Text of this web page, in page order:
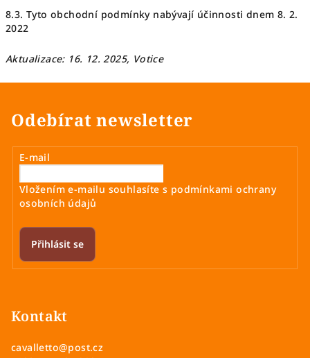
8.3. Tyto obchodní podmínky nabývají účinnosti dnem 8. 2.
2022
Aktualizace: 16. 12. 2025, Votice
Odebírat newsletter
E-mail
Vložením e-mailu souhlasíte s podmínkami ochrany
osobních údajů
Přihlásit se
Kontakt
cavalletto@post.cz